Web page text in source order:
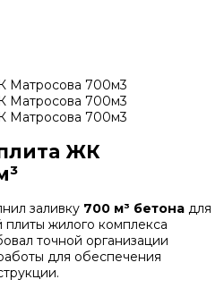
ЖК
заливку 700 м³ бетона для
жилого комплекса
точной организации
для обеспечения